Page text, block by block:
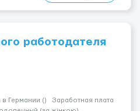
работодателя
Германии () Заработная плата